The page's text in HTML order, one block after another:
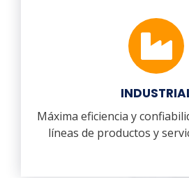
Máxima eficiencia y
líneas de productos y